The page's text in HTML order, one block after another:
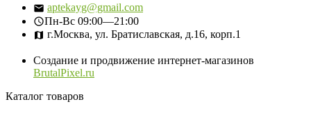
aptekayg@gmail.com
Пн-Вс 09:00—21:00
г.Москва, ул. Братиславская, д.16, корп.1
Создание и продвижение интернет-магазинов
BrutalPixel.ru
Каталог товаров